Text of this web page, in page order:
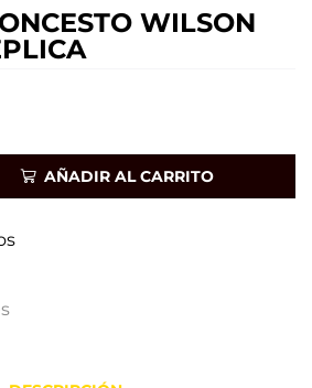
WILSON
AÑADIR AL CARRITO